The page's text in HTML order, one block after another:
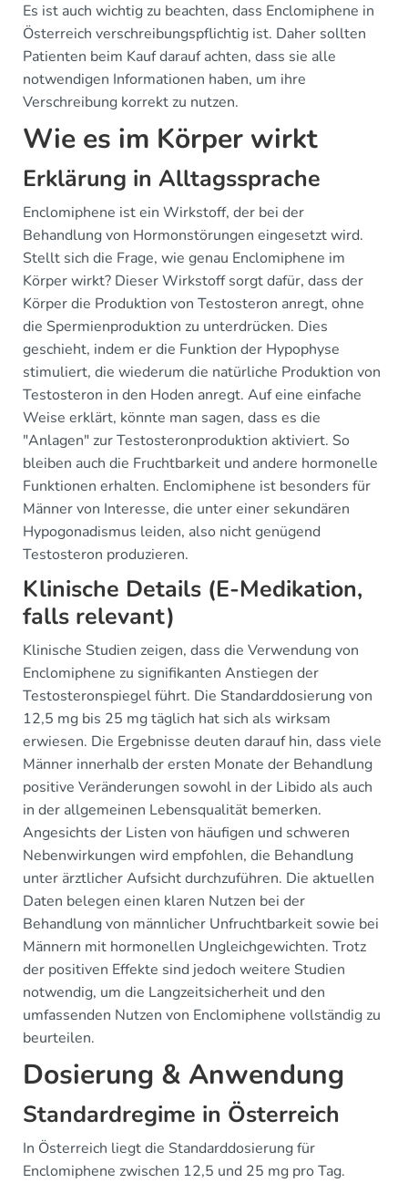
Es ist auch wichtig zu beachten, dass Enclomiphene in
Österreich verschreibungspflichtig ist. Daher sollten
Patienten beim Kauf darauf achten, dass sie alle
notwendigen Informationen haben, um ihre
Verschreibung korrekt zu nutzen.
Wie es im Körper wirkt
Erklärung in Alltagssprache
Enclomiphene ist ein Wirkstoff, der bei der
Behandlung von Hormonstörungen eingesetzt wird.
Stellt sich die Frage, wie genau Enclomiphene im
Körper wirkt? Dieser Wirkstoff sorgt dafür, dass der
Körper die Produktion von Testosteron anregt, ohne
die Spermienproduktion zu unterdrücken. Dies
geschieht, indem er die Funktion der Hypophyse
stimuliert, die wiederum die natürliche Produktion von
Testosteron in den Hoden anregt. Auf eine einfache
Weise erklärt, könnte man sagen, dass es die
"Anlagen" zur Testosteronproduktion aktiviert. So
bleiben auch die Fruchtbarkeit und andere hormonelle
Funktionen erhalten. Enclomiphene ist besonders für
Männer von Interesse, die unter einer sekundären
Hypogonadismus leiden, also nicht genügend
Testosteron produzieren.
Klinische Details (E-Medikation,
falls relevant)
Klinische Studien zeigen, dass die Verwendung von
Enclomiphene zu signifikanten Anstiegen der
Testosteronspiegel führt. Die Standarddosierung von
12,5 mg bis 25 mg täglich hat sich als wirksam
erwiesen. Die Ergebnisse deuten darauf hin, dass viele
Männer innerhalb der ersten Monate der Behandlung
positive Veränderungen sowohl in der Libido als auch
in der allgemeinen Lebensqualität bemerken.
Angesichts der Listen von häufigen und schweren
Nebenwirkungen wird empfohlen, die Behandlung
unter ärztlicher Aufsicht durchzuführen. Die aktuellen
Daten belegen einen klaren Nutzen bei der
Behandlung von männlicher Unfruchtbarkeit sowie bei
Männern mit hormonellen Ungleichgewichten. Trotz
der positiven Effekte sind jedoch weitere Studien
notwendig, um die Langzeitsicherheit und den
umfassenden Nutzen von Enclomiphene vollständig zu
beurteilen.
Dosierung & Anwendung
Standardregime in Österreich
In Österreich liegt die Standarddosierung für
Enclomiphene zwischen 12,5 und 25 mg pro Tag.